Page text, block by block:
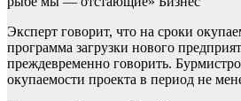
Эксперт говорит, что на сроки
программа загрузки нового
преждевременно говорить.
окупаемости проекта в период не